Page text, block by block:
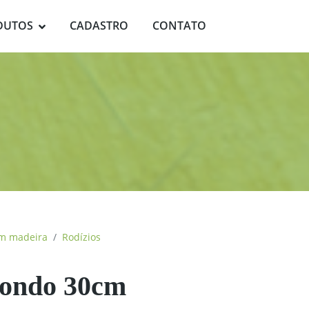
CADASTRO CONTATO
madeira Rodízios
30cm